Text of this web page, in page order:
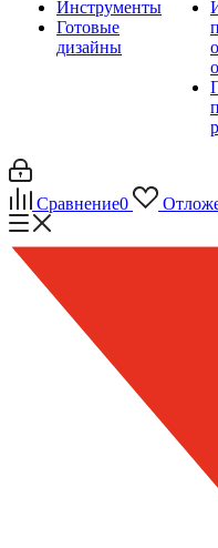
Инструменты
Готовые
дизайны
Сравнение0